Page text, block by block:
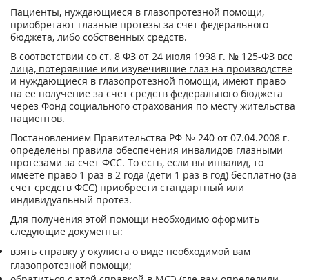
Пациенты, нуждающиеся в глазопротезной помощи,
приобретают глазные протезы за счет федерального
бюджета, либо собственных средств.
В соответствии со ст. 8 ФЗ от 24 июля 1998 г. № 125-ФЗ все
лица, потерявшие или изувечившие глаз на производстве
и нуждающиеся в глазопротезной помощи, имеют право
на ее получение за счет средств федерального бюджета
через Фонд социального страхования по месту жительства
пациентов.
Постановлением Правительства РФ № 240 от 07.04.2008 г.
определены правила обеспечения инвалидов глазными
протезами за счет ФСС. То есть, если вы инвалид, то
имеете право 1 раз в 2 года (дети 1 раз в год) бесплатно (за
счет средств ФСС) приобрести стандартный или
индивидуальный протез.
Для получения этой помощи необходимо оформить
следующие документы:
взять справку у окулиста о виде необходимой вам
глазопротезной помощи;